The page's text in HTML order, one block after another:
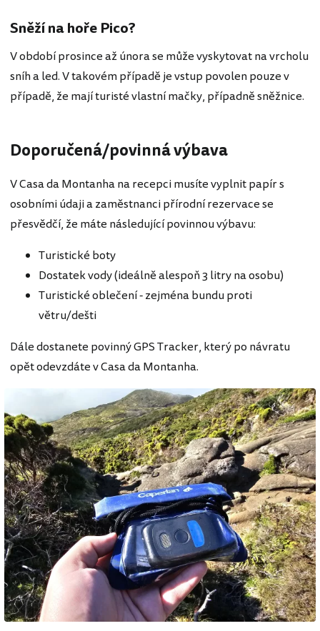
Sněží na hoře Pico?
V období prosince až února se může vyskytovat na vrcholu
sníh a led. V takovém případě je vstup povolen pouze v
případě, že mají turisté vlastní mačky, případně sněžnice.
Doporučená/povinná výbava
V Casa da Montanha na recepci musíte vyplnit papír s
osobními údaji a zaměstnanci přírodní rezervace se
přesvědčí, že máte následující povinnou výbavu:
Turistické boty
Dostatek vody (ideálně alespoň 3 litry na osobu)
Turistické oblečení - zejména bundu proti
větru/dešti
Dále dostanete povinný GPS Tracker, který po návratu
opět odevzdáte v Casa da Montanha.